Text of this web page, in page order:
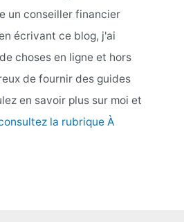
un conseiller financier
écrivant ce blog, j'ai
choses en ligne et hors
de fournir des guides
en savoir plus sur moi et
la rubrique À